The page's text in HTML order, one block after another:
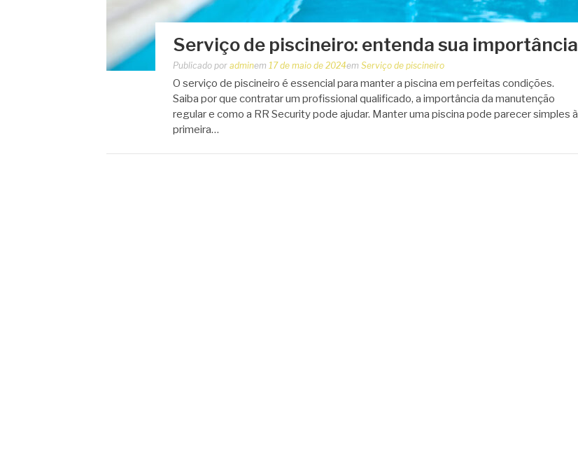
Serviço de piscineiro: entenda sua importância
Publicado por adminem 17 de maio de 2024em Serviço de piscineiro
O serviço de piscineiro é essencial para manter a piscina em perfeitas condições.
Saiba por que contratar um profissional qualificado, a importância da manutenção
regular e como a RR Security pode ajudar. Manter uma piscina pode parecer simples à
primeira…